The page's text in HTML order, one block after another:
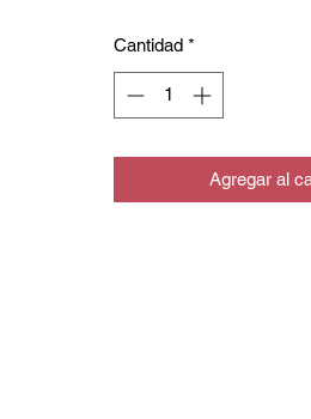
Cantidad *
Agregar al